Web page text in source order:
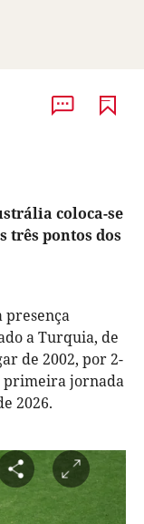
coloca-se
três pontos dos
presença
a Turquia, de
de 2002, por 2-
primeira jornada
2026.